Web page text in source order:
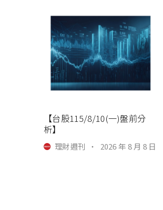
【台股115/8/10(一)盤前分
析】
理財週刊 · 2026 年 8 月 8 日